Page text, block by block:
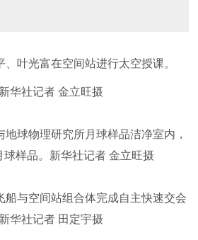
叶光富在空间站进行太空授课。
社记者 金立旺摄
球物理研究所月球样品洁净室内，
球样品。新华社记者 金立旺摄
与空间站组合体完成自主快速交会
华社记者 田定宇摄